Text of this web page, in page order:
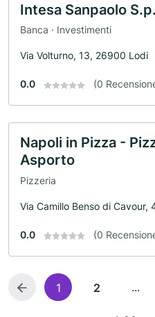
Intesa Sanpaolo
Banca · Investimenti
Via Volturno, 13, 26900 Lodi
0.0 (0
Napoli in Pizza -
Asporto
Pizzeria
Via Camillo Benso di
0.0 (0
1 2 ...